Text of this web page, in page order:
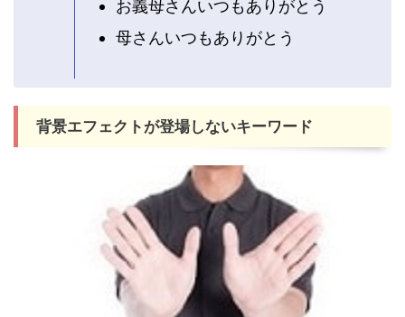
お義母さんいつもありがとう
母さんいつもありがとう
背景エフェクトが登場しないキーワード